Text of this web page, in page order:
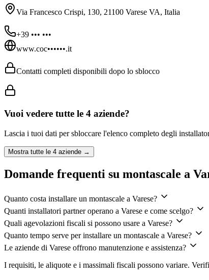
Via Francesco Crispi, 130, 21100 Varese VA, Italia
+39 ••• •••
www.coc••••••.it
Contatti completi disponibili dopo lo sblocco
Vuoi vedere tutte le 4 aziende?
Lascia i tuoi dati per sbloccare l'elenco completo degli
Mostra tutte le 4 aziende →
Domande frequenti su montascale a
Quanto costa installare un montascale a Varese?
Quanti installatori partner operano a Varese e come scelgo?
Quali agevolazioni fiscali si possono usare a Varese?
Quanto tempo serve per installare un montascale a Varese?
Le aziende di Varese offrono manutenzione e assistenza?
I requisiti, le aliquote e i massimali fiscali possono variare.